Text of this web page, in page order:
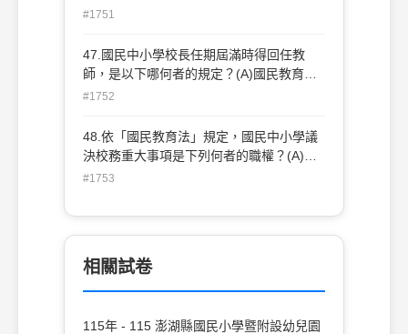
廣，下列何者並非其主要的主張？ (A)顧客
與。
#1751
47.國民中小學校長任期屆滿時得回任教
師，是以下哪何者的規定？(A)國民教育法
(B)教育基本法(C)教師法(D)師資培育法。
#1752
48.依「國民教育法」規定，國民中小學議
決校務重大事項是下列何者的職權？(A)校
務會議 (B)家長會 (C)學年會議 (D)校長。
#1753
相關試卷
115年 - 115 澎湖縣國民小學暨附設幼兒園